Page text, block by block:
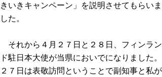
きいきキャンペーン」を説明させてもらいま
した。
それから４月２７日と２８日、フィンラン
ド駐日本大使が当県においでになりました。
２７日は表敬訪問ということで副知事と私が